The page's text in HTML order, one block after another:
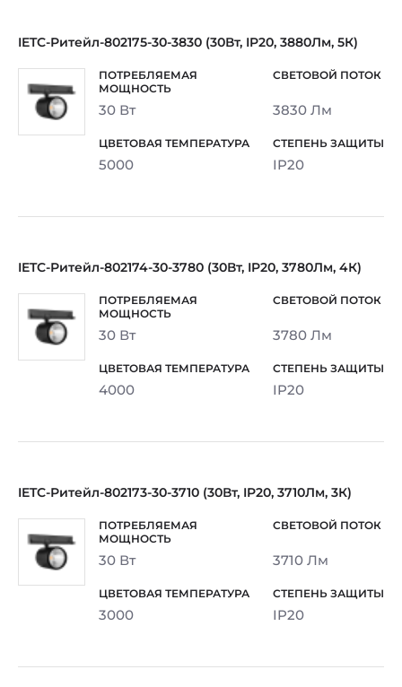
IETC-Ритейл-802175-30-3830 (30Вт, IP20, 3880Лм, 5К)
30 Вт 3830 Лм
5000 IP20
IETC-Ритейл-802174-30-3780 (30Вт, IP20, 3780Лм, 4К)
30 Вт 3780 Лм
4000 IP20
IETC-Ритейл-802173-30-3710 (30Вт, IP20, 3710Лм, 3К)
30 Вт 3710 Лм
3000 IP20